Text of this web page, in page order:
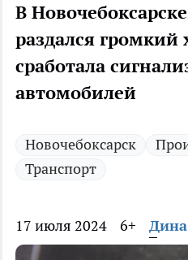
В
раздался громкий
сработала
автомобилей
Новочебоксарск
Транспорт
17 июля 2024 6+